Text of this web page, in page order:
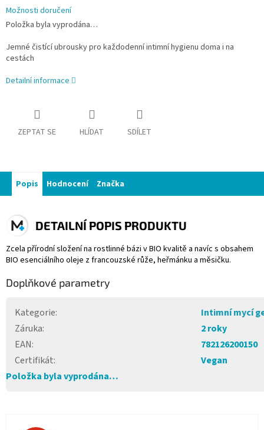
Možnosti doručení
Položka byla vyprodána…
Jemné čistící ubrousky pro každodenní intimní hygienu doma i na
cestách
Detailní informace
ZEPTAT SE HLÍDAT SDÍLET
Popis Hodnocení Značka
DETAILNÍ POPIS PRODUKTU
Zcela přírodní složení na rostlinné bázi v BIO kvalitě a navíc s obsahem
BIO esenciálního oleje z francouzské růže, heřmánku a měsičku.
Doplňkové parametry
Kategorie:
Intimní mycí
Záruka:
2 roky
EAN:
782126200150
Certifikát:
Vegan
Položka byla vyprodána…